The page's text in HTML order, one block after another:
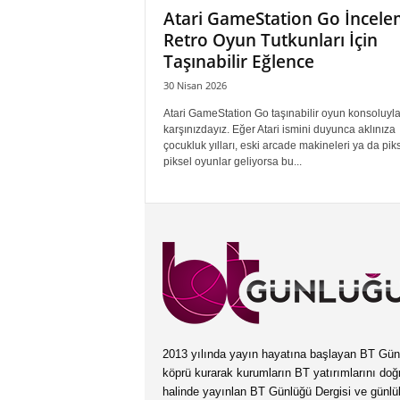
Atari GameStation Go
Retro Oyun Tutkunları İçin
Taşınabilir Eğlence
30 Nisan 2026
Atari GameStation Go taşınabilir oyun konsoluyla
karşınızdayız. Eğer Atari ismini duyunca aklınıza
çocukluk yılları, eski arcade makineleri ya da
piksel oyunlar geliyorsa bu...
2013 yılında yayın hayatına başlayan BT
köprü kurarak kurumların BT yatırımlarını
halinde yayınlan BT Günlüğü Dergisi ve